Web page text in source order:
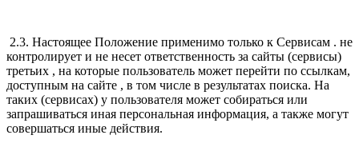
2.3. Настоящее Положение применимо только к Сервисам . не
контролирует и не несет ответственность за сайты (сервисы)
третьих , на которые пользователь может перейти по ссылкам,
доступным на сайте , в том числе в результатах поиска. На
таких (сервисах) у пользователя может собираться или
запрашиваться иная персональная информация, а также могут
совершаться иные действия.